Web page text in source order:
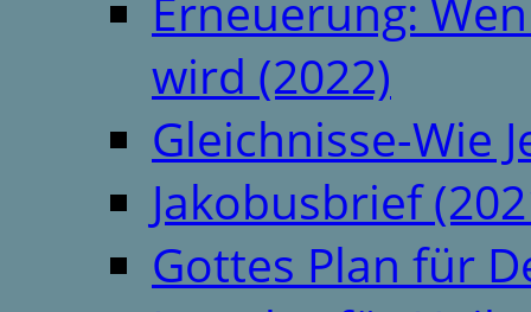
wird (2022)
Gleichnisse-Wie
Jakobusbrief
Gottes Plan für